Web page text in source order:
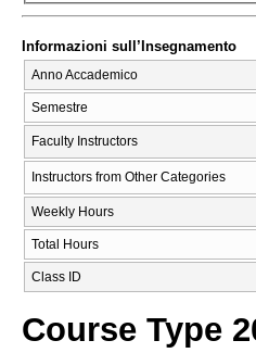
Informazioni sull’Insegnamento
Anno Accademico
Semestre
Faculty Instructors
Instructors from Other Categories
Weekly Hours
Total Hours
Class ID
Course Type